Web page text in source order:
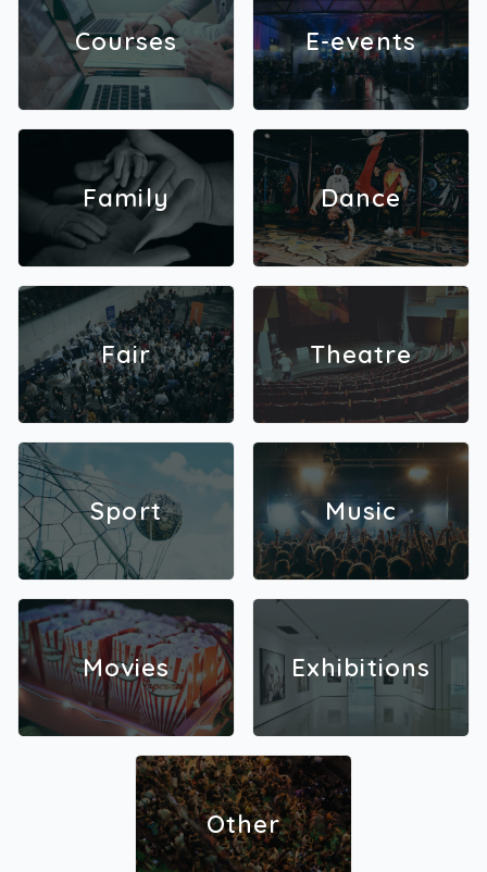
Courses E-events
Family Dance
Fair Theatre
Sport Music
Movies Exhibitions
Other